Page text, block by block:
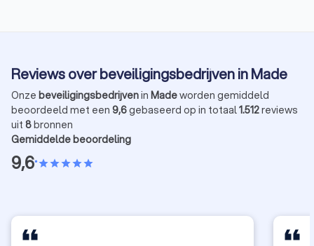
Reviews over beveiligingsbedrijven in Made
Onze beveiligingsbedrijvenin Madeworden gemiddeld
beoordeeld met een 9,6gebaseerd op in totaal1.512reviews
uit 8bronnen
Gemiddelde beoordeling
9,6•starstarstarstarstar